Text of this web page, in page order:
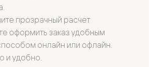
прозрачный расчет
оформить заказ удобным
онлайн или офлайн.
и удобно.